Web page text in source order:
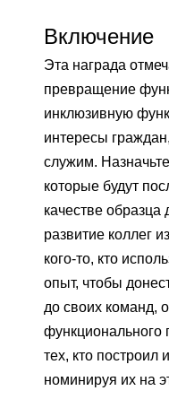
Включение
Эта награда
превращение
инклюзивную
интересы
служим.
которые будут
качестве
развитие коллег
кого-то, кто
опыт, чтобы
до своих команд,
функционального
тех, кто построил
номинируя их на